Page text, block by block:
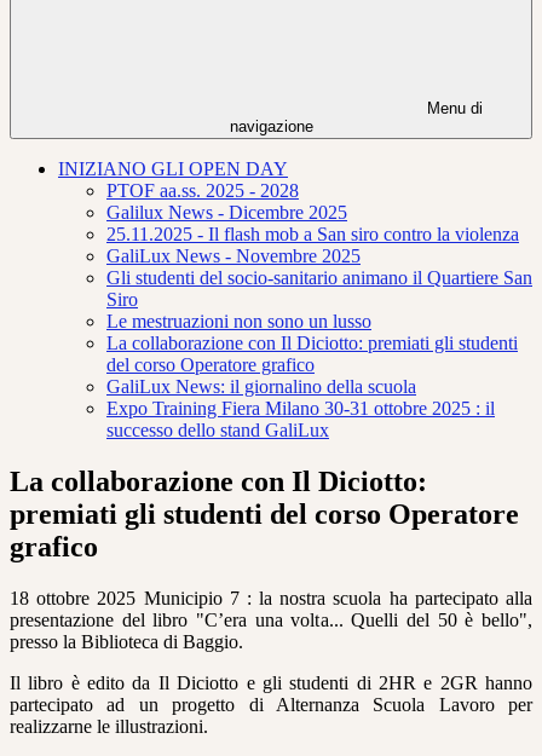
Menu di
navigazione
INIZIANO GLI OPEN DAY
PTOF aa.ss. 2025 - 2028
Galilux News - Dicembre 2025
25.11.2025 - Il flash mob a San siro contro la violenza
GaliLux News - Novembre 2025
Gli studenti del socio-sanitario animano il Quartiere San
Siro
Le mestruazioni non sono un lusso
La collaborazione con Il Diciotto: premiati gli studenti
del corso Operatore grafico
GaliLux News: il giornalino della scuola
Expo Training Fiera Milano 30-31 ottobre 2025 : il
successo dello stand GaliLux
La collaborazione con Il Diciotto:
premiati gli studenti del corso Operatore
grafico
18 ottobre 2025 Municipio 7 : la nostra scuola ha partecipato alla
presentazione del libro "C’era una volta... Quelli del 50 è bello",
presso la Biblioteca di Baggio.
Il libro è edito da Il Diciotto e gli studenti di 2HR e 2GR hanno
partecipato ad un progetto di Alternanza Scuola Lavoro per
realizzarne le illustrazioni.